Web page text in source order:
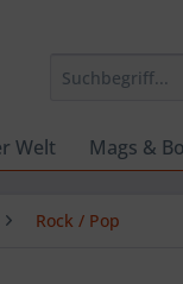
Welt Mags &
Rock / Pop